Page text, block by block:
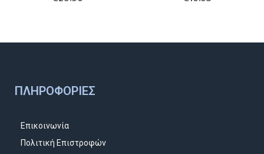
ΠΛΗΡΟΦΟΡΊΕΣ
Επικοινωνία
Πολιτική Επιστροφών